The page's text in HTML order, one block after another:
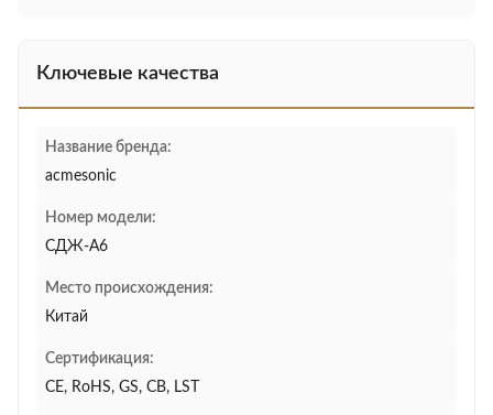
Ключевые качества
Название бренда:
acmesonic
Номер модели:
СДЖ-А6
Место происхождения:
Китай
Сертификация:
CE, RoHS, GS, CB, LST